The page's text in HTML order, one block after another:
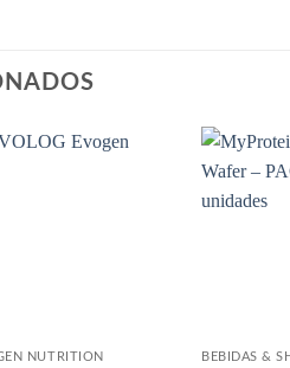
NUTRITION BEBIDAS &